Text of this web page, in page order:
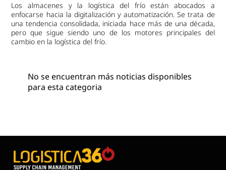
Los almacenes y la logística del frío están abocados a
enfocarse hacia la digitalización y automatización. Se trata de
una tendencia consolidada, iniciada hace más de una década,
pero que sigue siendo uno de los motores principales del
cambio en la logística del frío.
No se encuentran más noticias disponibles
para esta categoria